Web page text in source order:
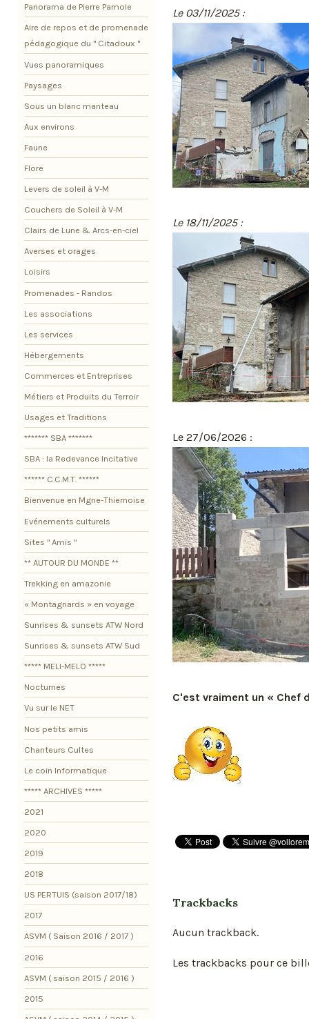
Le 03/11/2025 :
Le 18/11/2025 :
Le 27/06/2026 :
C'est vraiment un « Chef
Trackbacks
Aucun trackback.
Les trackbacks pour ce
Panorama de Pierre Pamole
Aire de repos et de promenade
pédagogique du " Citadoux "
Vues panoramiques
Paysages
Sous un blanc manteau
Aux environs
Faune
Flore
Levers de soleil à V-M
Couchers de Soleil à V-M
Clairs de Lune & Arcs-en-ciel
Averses et orages
Loisirs
Promenades - Randos
Les associations
Les services
Hébergements
Commerces et Entreprises
Métiers et Produits du Terroir
Usages et Traditions
******* SBA *******
SBA : la Redevance Incitative
****** C.C.M.T. ******
Bienvenue en Mgne-Thiernoise
Evénements culturels
Sites " Amis "
** AUTOUR DU MONDE **
Trekking en amazonie
« Montagnards » en voyage
Sunrises & sunsets ATW Nord
Sunrises & sunsets ATW Sud
***** MELI-MELO *****
Nocturnes
Vu sur le NET
Nos petits amis
Chanteurs Cultes
Le coin Informatique
***** ARCHIVES *****
2021
2020
2019
2018
US PERTUIS (saison 2017/18)
2017
ASVM ( Saison 2016 / 2017 )
2016
ASVM ( saison 2015 / 2016 )
2015